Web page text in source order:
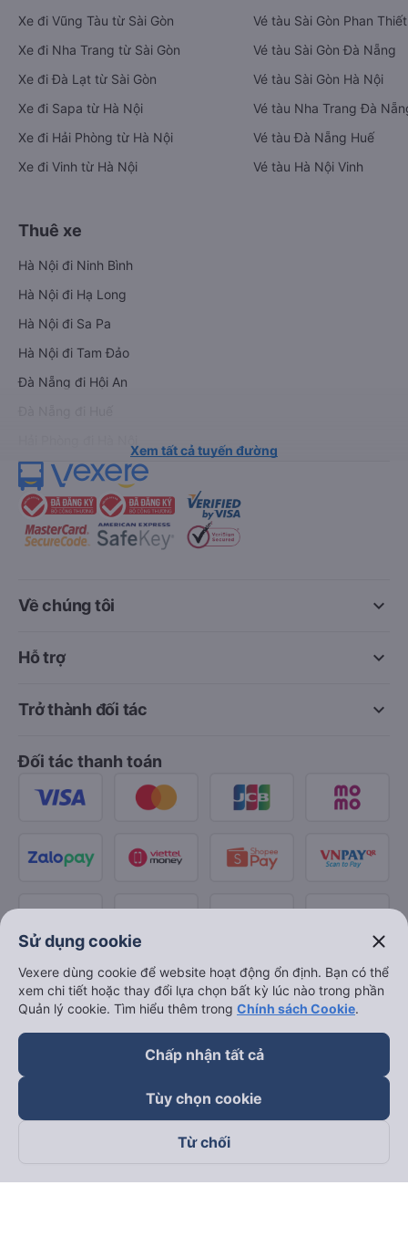
Xe đi Vũng Tàu từ Sài Gòn
Xe đi Nha Trang từ Sài Gòn
Xe đi Đà Lạt từ Sài Gòn
Xe đi Sapa từ Hà Nội
Xe đi Hải Phòng từ Hà Nội
Xe đi Vinh từ Hà Nội
Vé tàu Sài Gòn Phan Thiết
Vé tàu Sài Gòn Đà Nẵng
Vé tàu Sài Gòn Hà Nội
Vé tàu Nha Trang Đà
Vé tàu Đà Nẵng Huế
Vé tàu Hà Nội Vinh
Thuê xe
Hà Nội đi Ninh Bình
Hà Nội đi Hạ Long
Hà Nội đi Sa Pa
Hà Nội đi Tam Đảo
Đà Nẵng đi Hội An
Xem tất cả tuyến đường
keyboard_arrow_down
Về chúng tôi
keyboard_arrow_down
Hỗ trợ
keyboard_arrow_down
Trở thành đối tác
Đối tác thanh toán
Theo dõi chúng tôi trên
Sử dụng cookie close
Vexere dùng cookie để website hoạt động ổn định. Bạn có thể
xem chi tiết hoặc thay đổi lựa chọn bất kỳ lúc nào trong phần
Quản lý cookie. Tìm hiểu thêm trong Chính sách Cookie.
Chấp nhận tất cả
Tùy chọn cookie
Từ chối